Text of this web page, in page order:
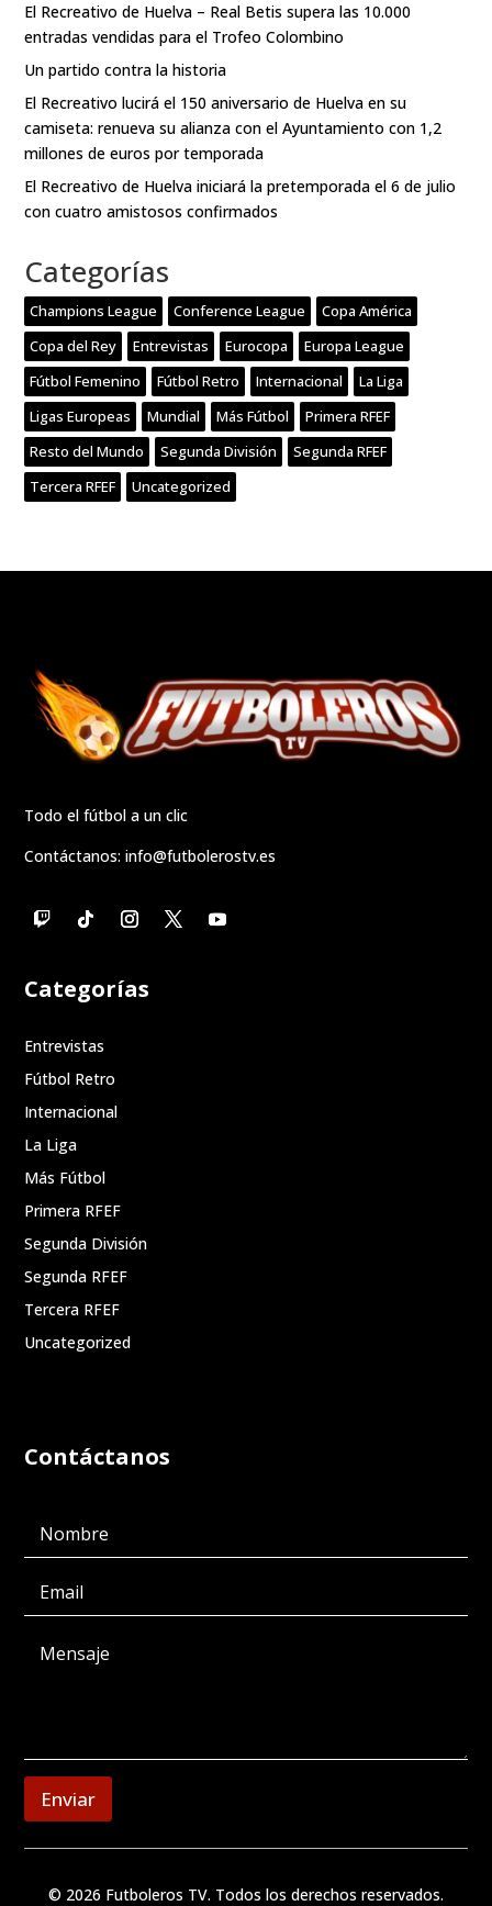
El Recreativo de Huelva – Real Betis supera las 10.000
entradas vendidas para el Trofeo Colombino
Un partido contra la historia
El Recreativo lucirá el 150 aniversario de Huelva en su
camiseta: renueva su alianza con el Ayuntamiento con 1,2
millones de euros por temporada
El Recreativo de Huelva iniciará la pretemporada el 6 de julio
con cuatro amistosos confirmados
Categorías
Champions League Conference League
Copa América
Copa del Rey
Entrevistas Eurocopa
Europa League
Fútbol Femenino
Fútbol Retro Internacional
La Liga
Ligas Europeas
Mundial Más Fútbol
Primera RFEF
Resto del Mundo
Segunda División
Segunda RFEF
Tercera RFEF
Uncategorized
Todo el fútbol a un clic
Contáctanos:info@futbolerostv.es
Categorías
Entrevistas
Fútbol Retro
Internacional
La Liga
Más Fútbol
Primera RFEF
Segunda División
Segunda RFEF
Tercera RFEF
Uncategorized
Contáctanos
Enviar
© 2026 Futboleros TV. Todos los derechos reservados.